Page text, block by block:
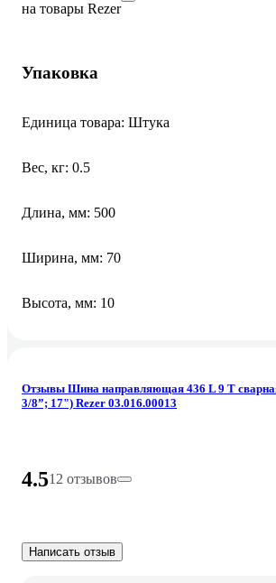
на товары Rezer
Упаковка
Единица товара: Штука
Вес, кг: 0.5
Длина, мм: 500
Ширина, мм: 70
Высота, мм: 10
Отзывы Шина направляющая 436 L 9 T
3/8”; 17") Rezer 03.016.00013
4.512 отзывов
Написать отзыв